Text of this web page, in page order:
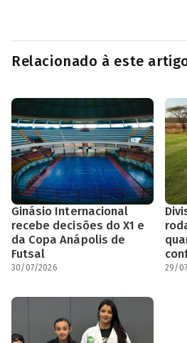
Relacionado à este
Ginásio Internacional
recebe decisões do X1 e
da Copa Anápolis de
Futsal
30/07/2026 29/